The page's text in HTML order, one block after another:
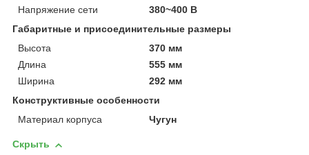
Напряжение сети
380~400 В
Габаритные и присоединительные размеры
Высота
370 мм
Длина
555 мм
Ширина
292 мм
Конструктивные особенности
Материал корпуса
Чугун
Скрыть